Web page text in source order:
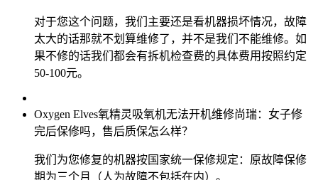
对于您这个问题，我们主要还是看机器损坏情况，故障
太大的话那就不划算维修了，并不是我们不能维修。如
果不修的话我们都会有拆机检查费的具体费用按照约定
50-100元。
Oxygen Elves氧精灵吸氧机无法开机维修尚瑞：女子修
完后保修吗，售后质保怎么样？
我们为您修复的机器按国家统一保修规定：原故障保修
期为三个月（人为故障不包括在内）。